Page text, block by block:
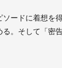
ードに着想を
。そして「密